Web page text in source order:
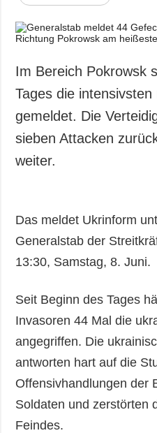
Politik
Wirtschaft
Gesellschaft und
Kultur
Sport
Kriminalität
Notstand und
Veröffentlichungen
Interview
Fotos
Video
Im Bereich Pokrowsk
Tages die
gemeldet. Die
sieben Attacken
weiter.
Das meldet Ukrinform
Generalstab der
13:30, Samstag, 8. Juni.
Seit Beginn des Tages
Invasoren 44 Mal die
angegriffen. Die
antworten hart auf die
Offensivhandlungen der
Soldaten und zerstörten
Feindes.